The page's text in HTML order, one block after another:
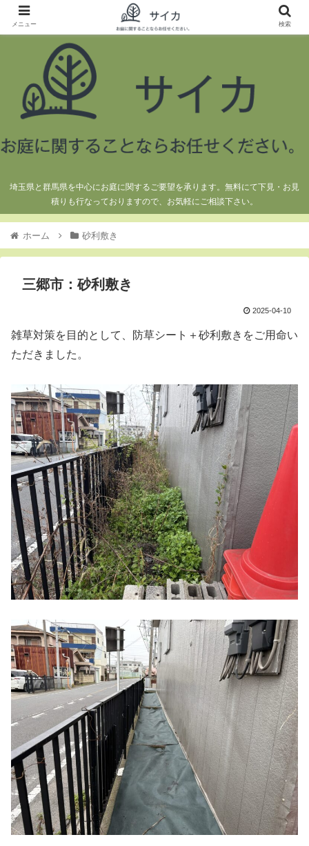
埼玉県と群馬県を中心にお庭に関するご要望を承ります。無料にて下見・お見
積りも行なっておりますので、お気軽にご相談下さい。
ホーム 砂利敷き
三郷市：砂利敷き
2025-04-10
雑草対策を目的として、防草シート＋砂利敷きをご用命い
ただきました。
メニュー 検索